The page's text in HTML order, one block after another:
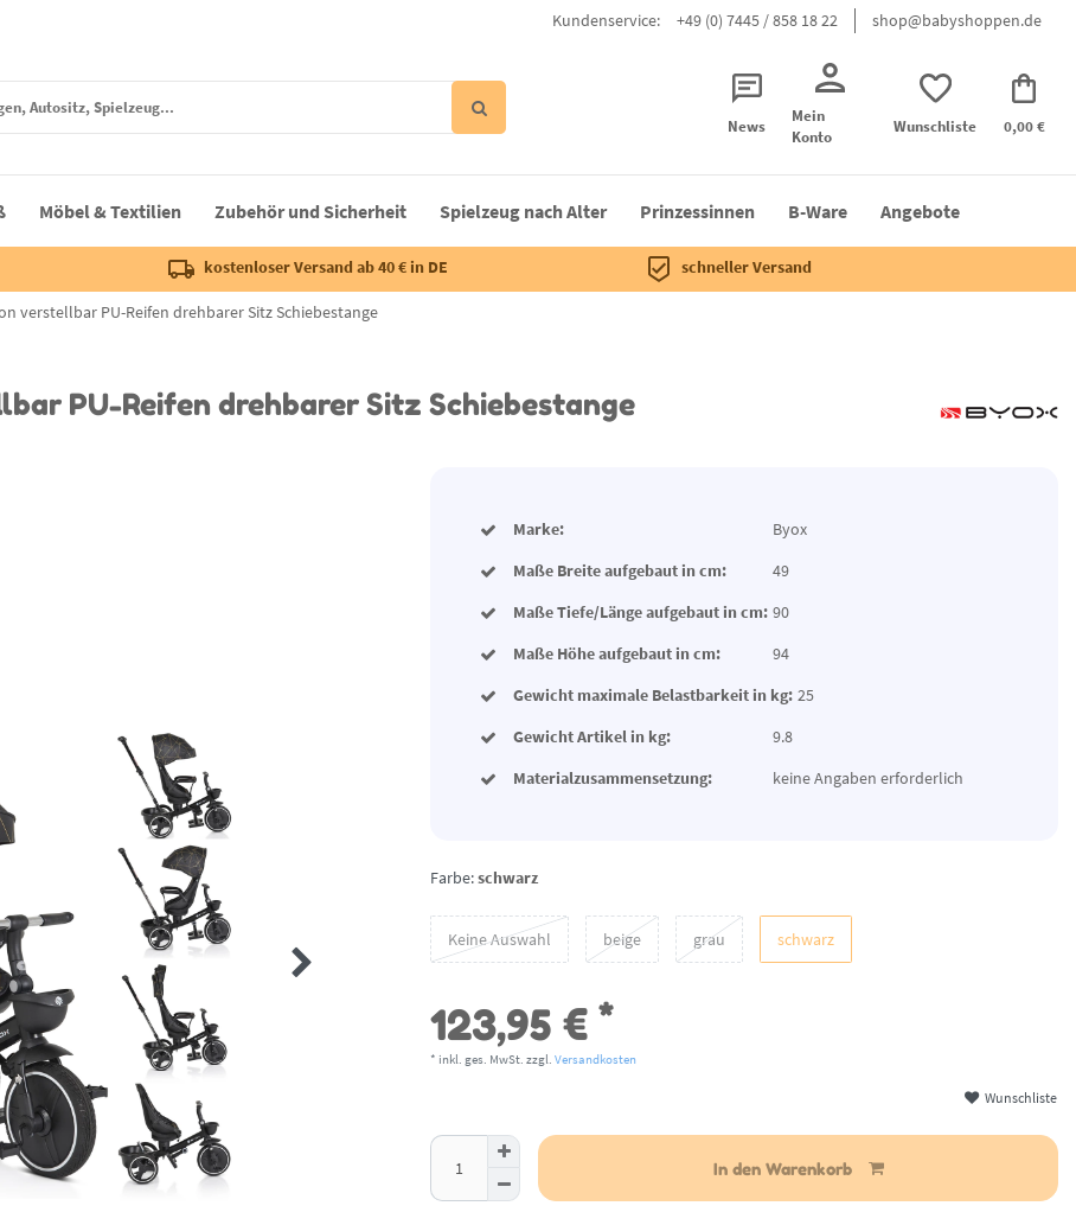
Kundenservice: +49 (0) 7445 / 858 18 22 shop@babyshoppen.de
News
Mein
Konto
Wunschliste 0,00 €
Möbel & Textilien Zubehör und Sicherheit Spielzeug nach Alter Prinzessinnen B-Ware Angebote
kostenloser Versand ab 40 € in DE schneller Versand
verstellbar PU-Reifen drehbarer Sitz Schiebestange
PU-Reifen drehbarer Sitz Schiebestange
Marke:
Byox
Maße Breite aufgebaut in cm:
49
Maße Tiefe/Länge aufgebaut in cm: 90
Maße Höhe aufgebaut in cm:
94
Gewicht maximale Belastbarkeit in kg: 25
Gewicht Artikel in kg:
9.8
Materialzusammensetzung:
keine Angaben erforderlich
Farbe:schwarz
Keine Auswahl beige grau schwarz
123,95 € *
* inkl. ges. MwSt. zzgl. Versandkosten
Wunschliste
In den Warenkorb